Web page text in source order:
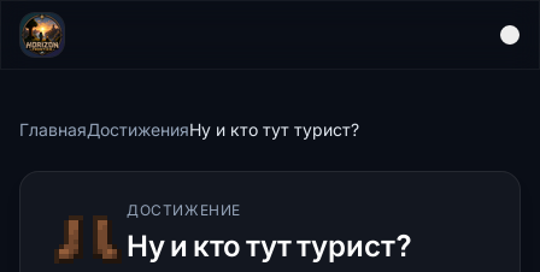
ГлавнаяДостиженияНу и кто тут турист?
ДОСТИЖЕНИЕ
Ну и кто тут турист?